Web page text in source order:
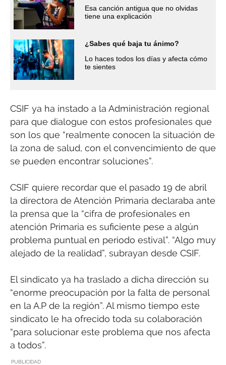
Esa canción antigua que no olvidas
tiene una explicación
¿Sabes qué baja tu ánimo?
Lo haces todos los días y afecta cómo
te sientes
CSIF ya ha instado a la Administración regional
para que dialogue con estos profesionales que
son los que “realmente conocen la situación de
la zona de salud, con el convencimiento de que
se pueden encontrar soluciones”.
CSIF quiere recordar que el pasado 19 de abril
la directora de Atención Primaria declaraba ante
la prensa que la “cifra de profesionales en
atención Primaria es suficiente pese a algún
problema puntual en periodo estival”. “Algo muy
alejado de la realidad”, subrayan desde CSIF.
El sindicato ya ha traslado a dicha dirección su
“enorme preocupación por la falta de personal
en la A.P de la región”. Al mismo tiempo este
sindicato le ha ofrecido toda su colaboración
“para solucionar este problema que nos afecta
a todos”.
PUBLICIDAD